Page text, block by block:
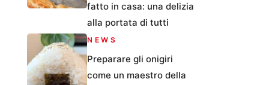
fatto in casa: una delizia
alla portata di tutti
NEWS
Preparare gli onigiri
come un maestro della